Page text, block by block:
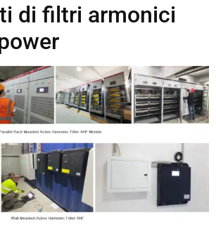
di filtri armonici